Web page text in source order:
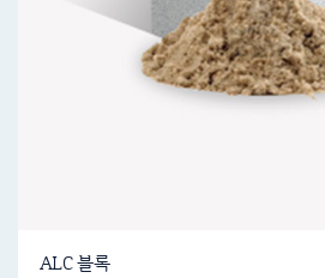
ALC 블록